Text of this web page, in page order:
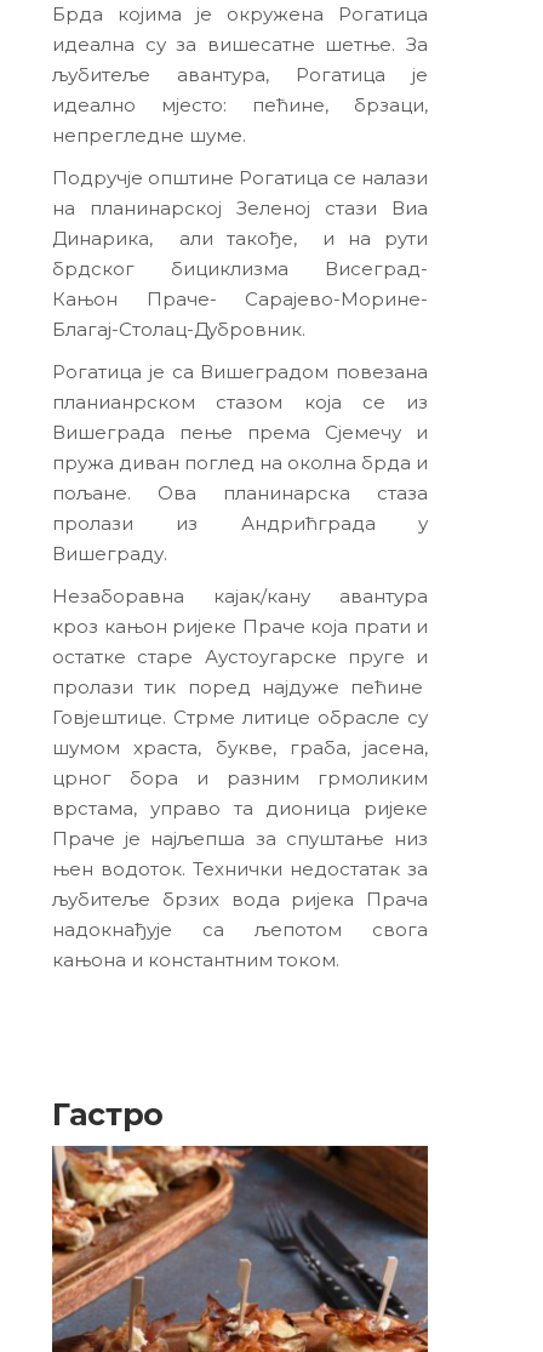
Брда којима је окружена Рогатица
идеална су за вишесатне шетње. За
љубитеље авантура, Рогатица је
идеално мјесто: пећине, брзаци,
непрегледне шуме.
Подручје општине Рогатица се налази
на планинарској Зеленој стази Виа
Динарика, али такође, и на рути
брдског бициклизма Висеград-
Кањон Праче- Сарајево-Морине-
Благај-Столац-Дубровник.
Рогатица је са Вишеградом повезана
планианрском стазом која се из
Вишеграда пење према Сјемечу и
пружа диван поглед на околна брда и
пољане. Ова планинарска стаза
пролази из Андрићграда у
Вишеграду.
Незаборавна кајак/кану авантура
кроз кањон ријеке Праче која прати и
остатке старе Аустоугарске пруге и
пролази тик поред најдуже пећине
Говјештице. Стрме литице обрасле су
шумом храста, букве, граба, јасена,
црног бора и разним грмоликим
врстама, управо та дионица ријеке
Праче је најљепша за спуштање низ
њен водоток. Технички недостатак за
љубитеље брзих вода ријека Прача
надокнађује са љепотом свога
кањона и константним током.
Гастро